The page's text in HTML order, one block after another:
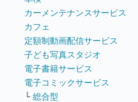
カーメンテナンスサービス
カフェ
定額制動画配信サービス
子ども写真スタジオ
電子書籍サービス
電子コミックサービス
└ 総合型